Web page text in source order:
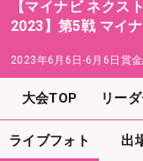
【マイナビ ネクス
2023】第5戦 マイ
2023年6月6日-6月6日 賞
大会TOP リー
ライブフォト 出